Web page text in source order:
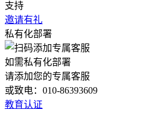
支持
邀请有礼
私有化部署
如需私有化部署
请添加您的专属客服
或致电：010-86393609
教育认证